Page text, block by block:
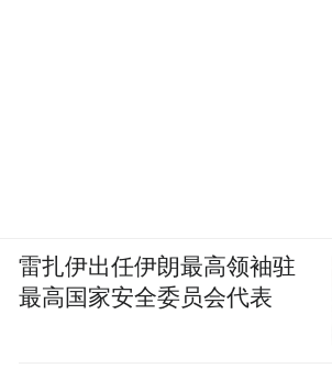
雷扎伊出任伊朗最高领袖驻
最高国家安全委员会代表